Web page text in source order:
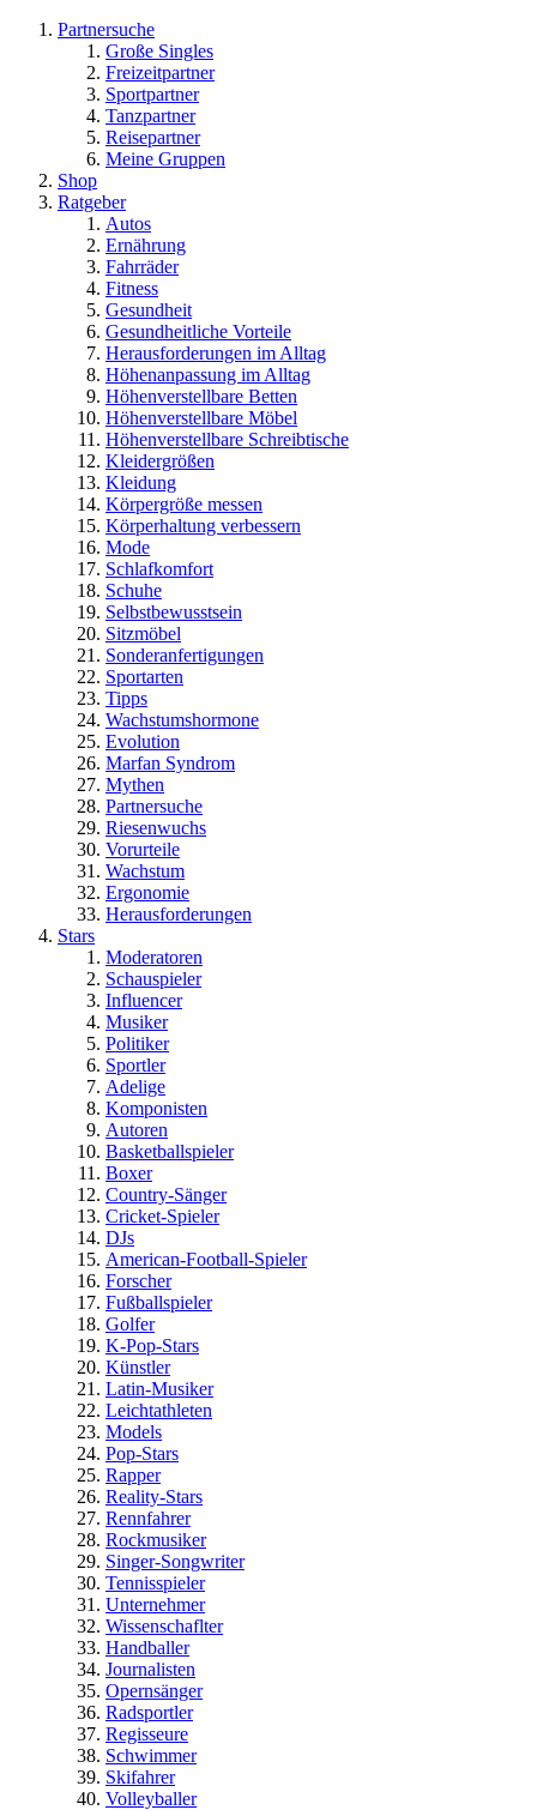
Partnersuche
Große Singles
Freizeitpartner
Sportpartner
Tanzpartner
Reisepartner
Meine Gruppen
Shop
Ratgeber
Autos
Ernährung
Fahrräder
Fitness
Gesundheit
Gesundheitliche Vorteile
Herausforderungen im Alltag
Höhenanpassung im Alltag
Höhenverstellbare Betten
Höhenverstellbare Möbel
Höhenverstellbare Schreibtische
Kleidergrößen
Kleidung
Körpergröße messen
Körperhaltung verbessern
Mode
Schlafkomfort
Schuhe
Selbstbewusstsein
Sitzmöbel
Sonderanfertigungen
Sportarten
Tipps
Wachstumshormone
Evolution
Marfan Syndrom
Mythen
Partnersuche
Riesenwuchs
Vorurteile
Wachstum
Ergonomie
Herausforderungen
Stars
Moderatoren
Schauspieler
Influencer
Musiker
Politiker
Sportler
Adelige
Komponisten
Autoren
Basketballspieler
Boxer
Country-Sänger
Cricket-Spieler
DJs
American-Football-Spieler
Forscher
Fußballspieler
Golfer
K-Pop-Stars
Künstler
Latin-Musiker
Leichtathleten
Models
Pop-Stars
Rapper
Reality-Stars
Rennfahrer
Rockmusiker
Singer-Songwriter
Tennisspieler
Unternehmer
Wissenschaflter
Handballer
Journalisten
Opernsänger
Radsportler
Regisseure
Schwimmer
Skifahrer
Volleyballer